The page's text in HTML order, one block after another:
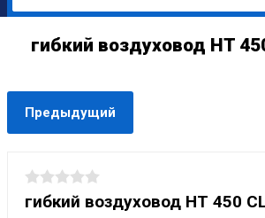
гибкий воздуховод HT
Предыдущий
гибкий воздуховод HT 450